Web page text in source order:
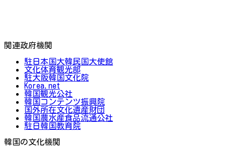
関連政府機関
駐日本国大韓民国大使館
文化体育観光部
駐大阪韓国文化院
Korea.net
韓国観光公社
韓国コンテンツ振興院
国外所在文化遺産財団
韓国農水産食品流通公社
駐日韓国教育院
韓国の文化機関